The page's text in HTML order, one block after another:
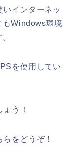
インターネッ
もWindows環境
を使用してい
う！
をどうぞ！